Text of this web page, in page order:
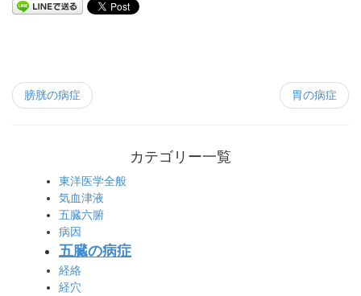
膀胱の病症 胃の病症
カテゴリー一覧
東洋医学全般
気血津液
五臓六腑
病因
五臓の病症
経絡
経穴